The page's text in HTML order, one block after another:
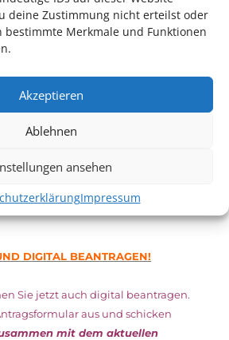
deine Zustimmung nicht erteilst oder
bestimmte Merkmale und Funktionen
Akzeptieren
Ablehnen
ansehen
Impressum
wieder dasFestival des deutschen
statt.
Films und solange der Vorrat reicht!
DIGITAL BEANTRAGEN!
Sie jetzt auch digital beantragen.
aus und schicken
mit dem aktuellen